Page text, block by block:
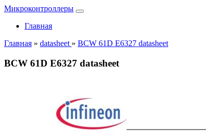
Микроконтроллеры
Главная
Главная » datasheet » BCW 61D E6327 datasheet
BCW 61D E6327 datasheet